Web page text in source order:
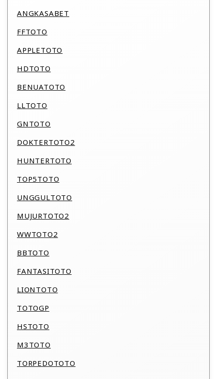
ANGKASABET
FFTOTO
APPLETOTO
HDTOTO
BENUATOTO
LLTOTO
GNTOTO
DOKTERTOTO2
HUNTERTOTO
TOP5TOTO
UNGGULTOTO
MUJURTOTO2
WWTOTO2
BBTOTO
FANTASITOTO
LIONTOTO
TOTOGP
HSTOTO
M3TOTO
TORPEDOTOTO